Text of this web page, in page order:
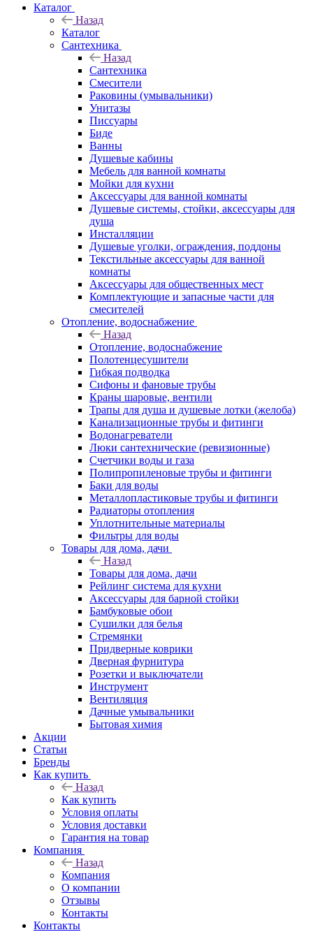
Каталог
Назад
Каталог
Сантехника
Назад
Сантехника
Смесители
Раковины (умывальники)
Унитазы
Писсуары
Биде
Ванны
Душевые кабины
Мебель для ванной комнаты
Мойки для кухни
Аксессуары для ванной комнаты
Душевые системы, стойки, аксессуары для
душа
Инсталляции
Душевые уголки, ограждения, поддоны
Текстильные аксессуары для ванной
комнаты
Аксессуары для общественных мест
Комплектующие и запасные части для
смесителей
Отопление, водоснабжение
Назад
Отопление, водоснабжение
Полотенцесушители
Гибкая подводка
Сифоны и фановые трубы
Краны шаровые, вентили
Трапы для душа и душевые лотки (желоба)
Канализационные трубы и фитинги
Водонагреватели
Люки сантехнические (ревизионные)
Счетчики воды и газа
Полипропиленовые трубы и фитинги
Баки для воды
Металлопластиковые трубы и фитинги
Радиаторы отопления
Уплотнительные материалы
Фильтры для воды
Товары для дома, дачи
Назад
Товары для дома, дачи
Рейлинг система для кухни
Аксессуары для барной стойки
Бамбуковые обои
Сушилки для белья
Стремянки
Придверные коврики
Дверная фурнитура
Розетки и выключатели
Инструмент
Вентиляция
Дачные умывальники
Бытовая химия
Акции
Статьи
Бренды
Как купить
Назад
Как купить
Условия оплаты
Условия доставки
Гарантия на товар
Компания
Назад
Компания
О компании
Отзывы
Контакты
Контакты